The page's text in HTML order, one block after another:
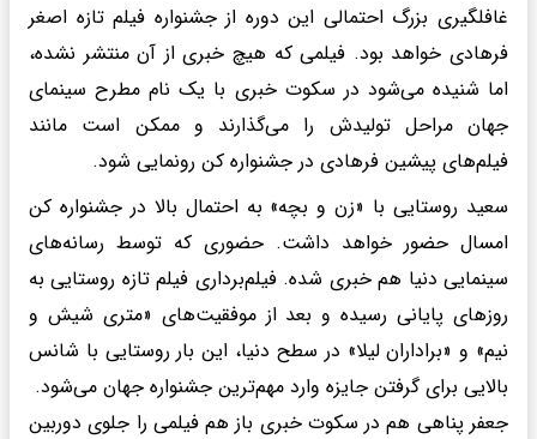
غافلگیری بزرگ احتمالی این دوره از جشنواره فیلم تازه اصغر
فرهادی خواهد بود. فیلمی که هیچ خبری از آن منتشر نشده،
اما شنیده می‌شود در سکوت خبری با یک نام مطرح سینمای
جهان مراحل تولیدش را می‌گذارند و ممکن است مانند
فیلم‌های پیشین فرهادی در جشنواره کن رونمایی شود.
سعید روستایی با «زن و بچه» به احتمال بالا در جشنواره کن
امسال حضور خواهد داشت. حضوری که توسط رسانه‌های
سینمایی دنیا هم خبری شده. فیلم‌برداری فیلم تازه روستایی به
روزهای پایانی رسیده و بعد از موفقیت‌های «متری شیش و
نیم» و «براداران لیلا» در سطح دنیا، این بار روستایی با شانس
بالایی برای گرفتن جایزه وارد مهم‌ترین جشنواره جهان می‌شود.
جعفر پناهی هم در سکوت خبری باز هم فیلمی را جلوی دوربین